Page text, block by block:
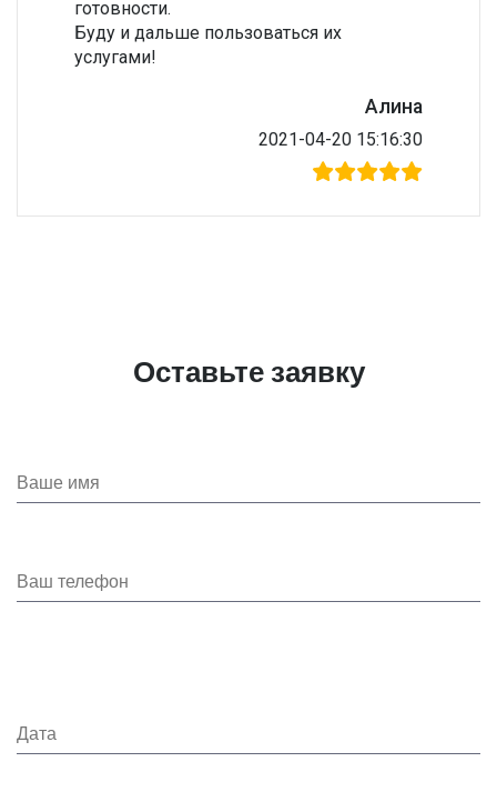
готовности.
Буду и дальше пользоваться их
услугами!
Алина
2021-04-20 15:16:30
Оставьте заявку